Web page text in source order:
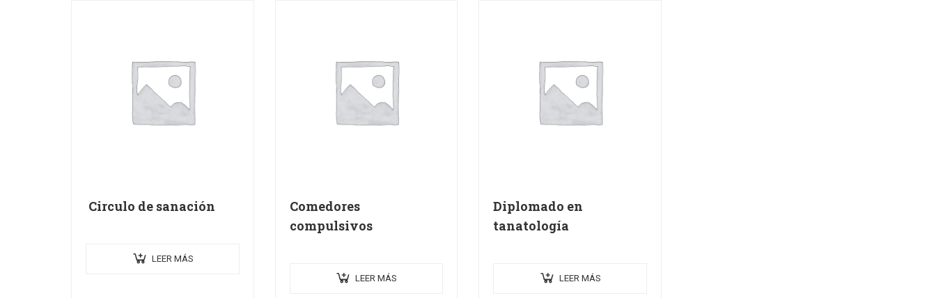
Circulo de sanación
LEER MÁS
Comedores
compulsivos
LEER MÁS
Diplomado en
tanatología
LEER MÁS